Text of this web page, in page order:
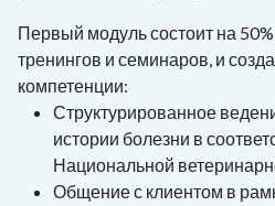
Первый модуль состоит на 50%
тренингов и семинаров, и
компетенции:
Структурированное
истории болезни в
Национальной
Общение с клиентом в